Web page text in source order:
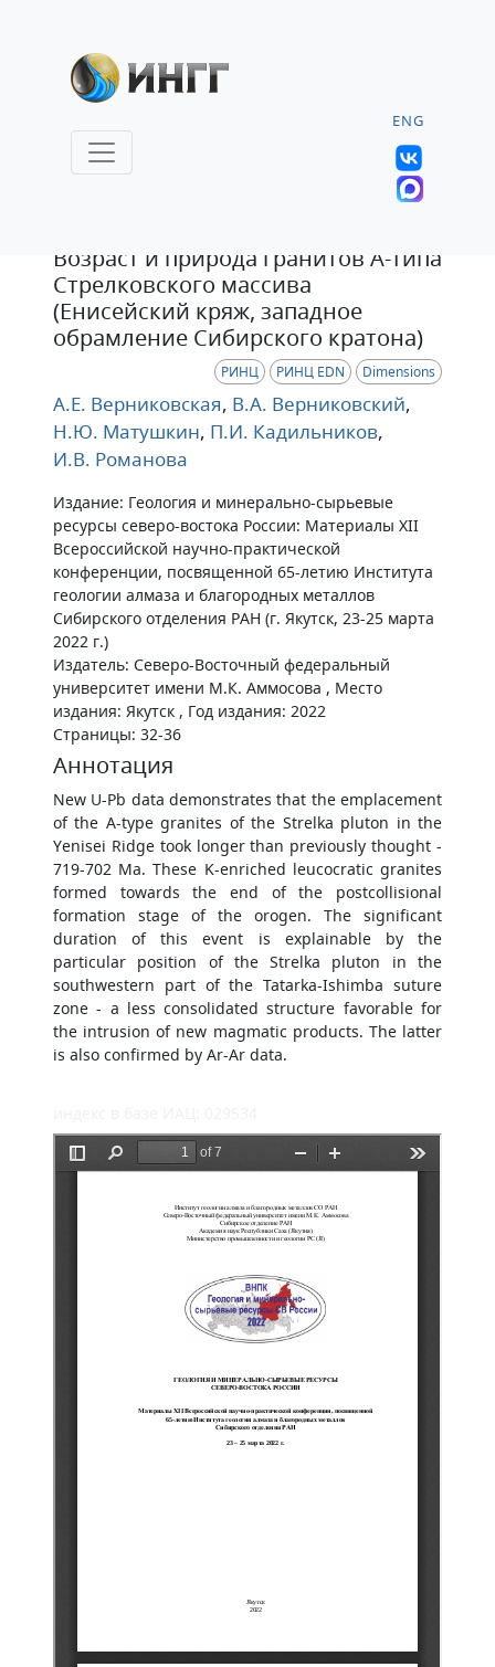
ENG
Возраст и природа гранитов A-типа
Стрелковского массива
(Енисейский кряж, западное
обрамление Сибирского кратона)
РИНЦ РИНЦ EDN Dimensions
А.Е. Верниковская, В.А. Верниковский,
Н.Ю. Матушкин, П.И. Кадильников,
И.В. Романова
Издание: Геология и минерально-сырьевые
ресурсы северо-востока России: Материалы XII
Всероссийской научно-практической
конференции, посвященной 65-летию Института
геологии алмаза и благородных металлов
Сибирского отделения РАН (г. Якутск, 23-25 марта
2022 г.)
Издатель: Северо-Восточный федеральный
университет имени М.К. Аммосова , Место
издания: Якутск , Год издания: 2022
Страницы: 32-36
Аннотация
New U-Pb data demonstrates that the emplacement
of the A-type granites of the Strelka pluton in the
Yenisei Ridge took longer than previously thought -
719-702 Ma. These K-enriched leucocratic granites
formed towards the end of the postcollisional
formation stage of the orogen. The significant
duration of this event is explainable by the
particular position of the Strelka pluton in the
southwestern part of the Tatarka-Ishimba suture
zone - a less consolidated structure favorable for
the intrusion of new magmatic products. The latter
is also confirmed by Ar-Ar data.